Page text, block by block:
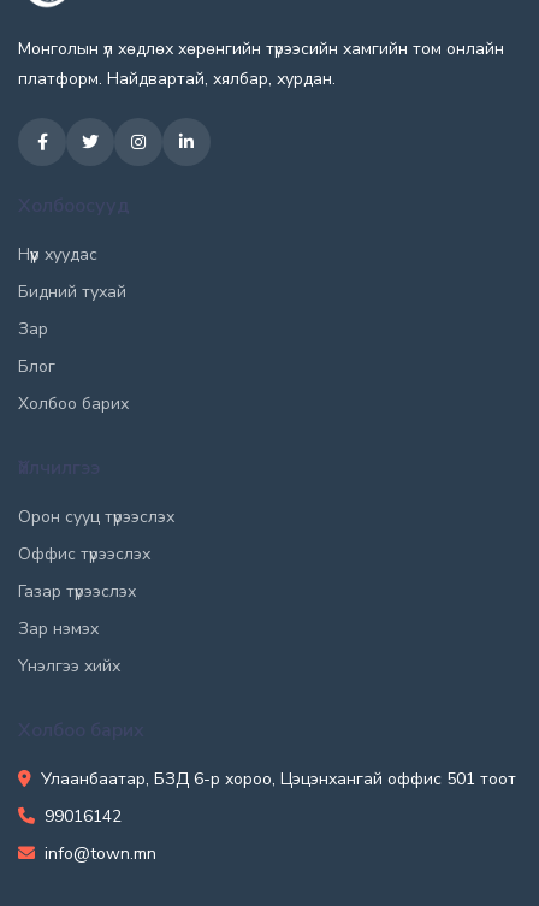
Монголын үл хөдлөх хөрөнгийн түрээсийн хамгийн том онлайн
платформ. Найдвартай, хялбар, хурдан.
Нүүр хуудас
Бидний тухай
Зар
Блог
Холбоо барих
Орон сууц түрээслэх
Оффис түрээслэх
Газар түрээслэх
Зар нэмэх
Үнэлгээ хийх
Улаанбаатар, БЗД 6-р хороо, Цэцэнхангай оффис 501 тоот
99016142
info@town.mn